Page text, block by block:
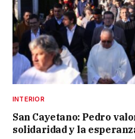
INTERIOR
San Cayetano: Pedro
solidaridad y la